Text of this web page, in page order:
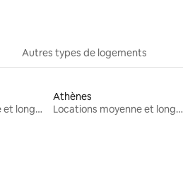
Autres types de logements
Locations moyenne et longue durée
Athènes
Locations moyenne et longue durée